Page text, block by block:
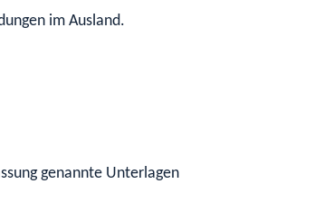
im Ausland.
genannte Unterlagen